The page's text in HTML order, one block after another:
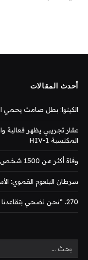
أحدث المقالات
الكينوا: بطل صامت يحمي
عقار تجريبي يظهر
المكتسبة HIV-1
وفاة أكثر من 1500 شخص جراء تفشي فيروس إيبولا في الكونغو
سرطان البلعوم الفموي:
270. “نحن نضحي بتقاعدنا لدفع تكاليف كلية أطفالنا”